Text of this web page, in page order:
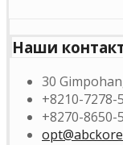
Наши
30
+8210-7278-
+8270-8650-